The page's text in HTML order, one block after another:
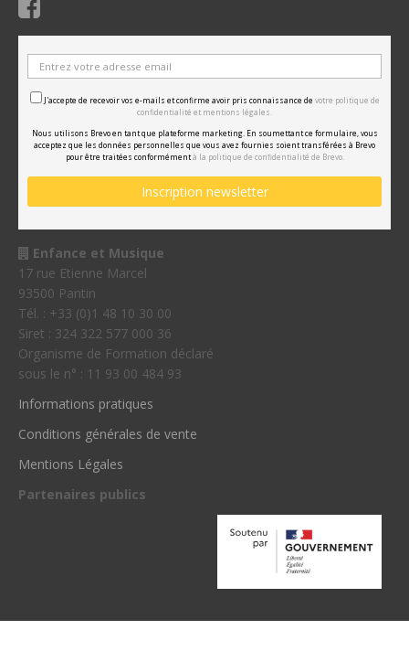
J'accepte de recevoir vos e-mails et confirme avoir pris connaissance de votre politique de
confidentialité et mentions légales.
Nous utilisons Brevo en tant que plateforme marketing. En soumettant ce formulaire, vous
acceptez que les données personnelles que vous avez fournies soient transférées à Brevo
pour être traitées conformémentà la politique de confidentialité de Brevo.
Enfance et Musique
17 rue Etienne Marcel
93500 Pantin
Tél. : +33 (0)1 48 10 30 00
Siret : 324 322 577 000 36
Organisme de Formation déclaré
sous le n° : 11 93 00 484 93
Informations pratiques
Conditions générales de vente
Mentions Légales
Partenaires publics